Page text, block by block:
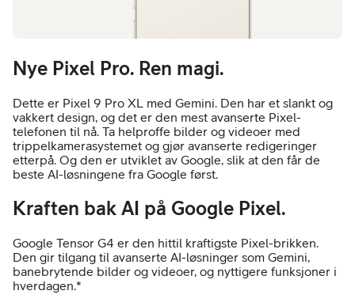
Nye Pixel Pro. Ren magi.
Dette er Pixel 9 Pro XL med Gemini. Den har et slankt og
vakkert design, og det er den mest avanserte Pixel-
telefonen til nå. Ta helproffe bilder og videoer med
trippelkamerasystemet og gjør avanserte redigeringer
etterpå. Og den er utviklet av Google, slik at den får de
beste AI-løsningene fra Google først.
Kraften bak AI på Google Pixel.
Google Tensor G4 er den hittil kraftigste Pixel-brikken.
Den gir tilgang til avanserte AI-løsninger som Gemini,
banebrytende bilder og videoer, og nyttigere funksjoner i
hverdagen.*